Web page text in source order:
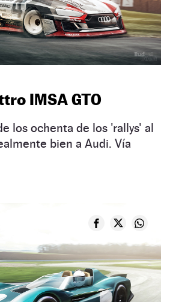
IMSA GTO
los ochenta de los 'rallys' al
bien a Audi. Vía